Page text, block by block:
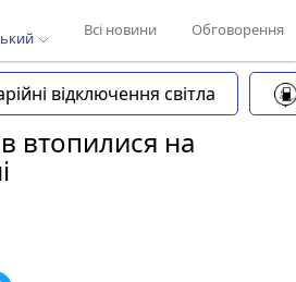
Всі новини Обговорення
відключення світла
втопилися на